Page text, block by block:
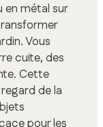
en métal sur
Vous
cuite, des
Cette
de la